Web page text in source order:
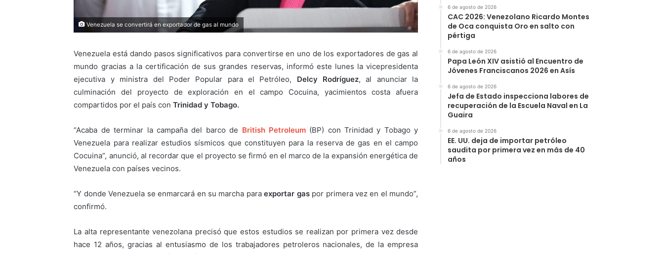
Venezuela se convertirá en exportador de gas al mundo
Venezuela está dando pasos significativos para convertirse en uno de los exportadores de gas al
mundo gracias a la certificación de sus grandes reservas, informó este lunes la vicepresidenta
ejecutiva y ministra del Poder Popular para el Petróleo, Delcy Rodríguez, al anunciar la
culminación del proyecto de exploración en el campo Cocuina, yacimientos costa afuera
compartidos por el país conTrinidad y Tobago.
“Acaba de terminar la campaña del barco de British Petroleum(BP) con Trinidad y Tobago y
Venezuela para realizar estudios sísmicos que constituyen para la reserva de gas en el campo
Cocuina”, anunció, al recordar que el proyecto se firmó en el marco de la expansión energética de
Venezuela con países vecinos.
“Y donde Venezuela se enmarcará en su marcha paraexportar gaspor primera vez en el mundo”,
confirmó.
La alta representante venezolana precisó que estos estudios se realizan por primera vez desde
hace 12 años, gracias al entusiasmo de los trabajadores petroleros nacionales, de la empresa
6 de agosto de 2026
CAC 2026: Venezolano Ricardo Montes
de Oca conquista Oro en salto con
pértiga
6 de agosto de 2026
Papa León XIV asistió al Encuentro de
Jóvenes Franciscanos 2026 en Asís
6 de agosto de 2026
Jefa de Estado inspecciona labores de
recuperación de la Escuela Naval en La
Guaira
6 de agosto de 2026
EE. UU. deja de importar petróleo
saudita por primera vez en más de 40
años